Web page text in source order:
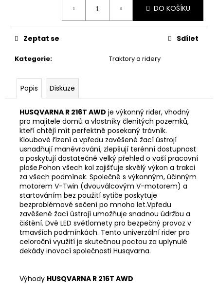
DO KOŠÍKU
Kategorie: Traktory a ridery
Zeptat se Sdílet
Popis Diskuze
HUSQVARNA R 216T AWD je výkonný rider, vhodný
pro majitele domů a vlastníky členitých pozemků,
kteří chtějí mít perfektně posekaný trávník.
Kloubové řízení a vpředu zavěšené žací ústrojí
usnadňují manévrování, zlepšují terénní dostupnost
a poskytují dostatečně velký přehled o vaší pracovní
ploše.Pohon všech kol zajišťuje skvělý výkon a trakci
za všech podmínek. Společně s výkonným, účinným
motorem V-Twin (dvouválcovým V-motorem) a
startováním bez použití sytiče poskytuje
bezproblémové sečení po mnoho let.Vpředu
zavěšené žací ústrojí umožňuje snadnou údržbu a
čištění. Dvě LED světlomety pro bezpečný provoz v
tmavších podmínkách. Tento univerzální rider pro
celoroční využití je skutečnou poctou za uplynulé
dekády inovací společnosti Husqvarna.
Výhody HUSQVARNA R 216T AWD
č
u
e
STIHL
MS
CARVING
11462000059
890
Kč
Původně:
590